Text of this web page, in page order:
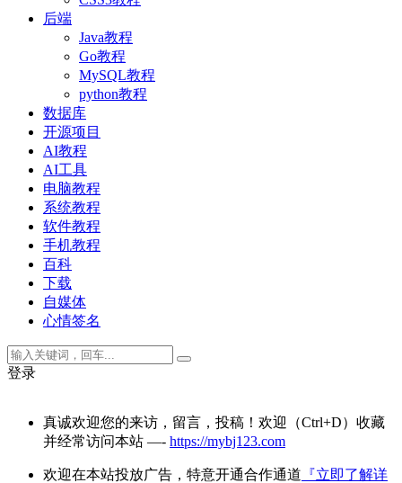
后端
Java教程
Go教程
MySQL教程
python教程
数据库
开源项目
AI教程
AI工具
电脑教程
系统教程
软件教程
手机教程
百科
下载
自媒体
心情签名
登录
真诚欢迎您的来访，留言，投稿！欢迎（Ctrl+D）收藏
并经常访问本站 —- https://mybj123.com
欢迎在本站投放广告，特意开通合作通道 『立即了解详